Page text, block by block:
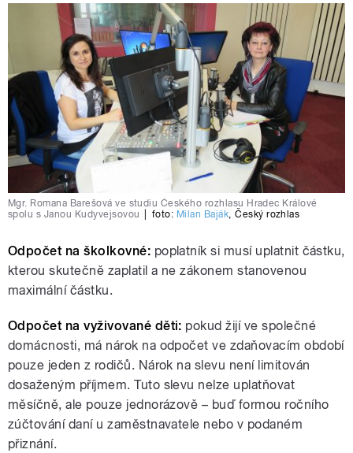
Mgr. Romana Barešová ve studiu Českého rozhlasu Hradec Králové
spolu s Janou Kudyvejsovou
foto: Milan Baják,Český rozhlas
Odpočet na školkovné: poplatník si musí uplatnit částku,
kterou skutečně zaplatil a ne zákonem stanovenou
maximální částku.
Odpočet na vyživované děti: pokud žijí ve společné
domácnosti, má nárok na odpočet ve zdaňovacím období
pouze jeden z rodičů. Nárok na slevu není limitován
dosaženým příjmem. Tuto slevu nelze uplatňovat
měsíčně, ale pouze jednorázově – buď formou ročního
zúčtování daní u zaměstnavatele nebo v podaném
přiznání.